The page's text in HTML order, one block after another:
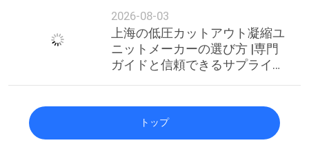
2026-08-03
上海の低圧カットアウト凝縮ユ
ニットメーカーの選び方 |専門
ガイドと信頼できるサプライヤ
トップ